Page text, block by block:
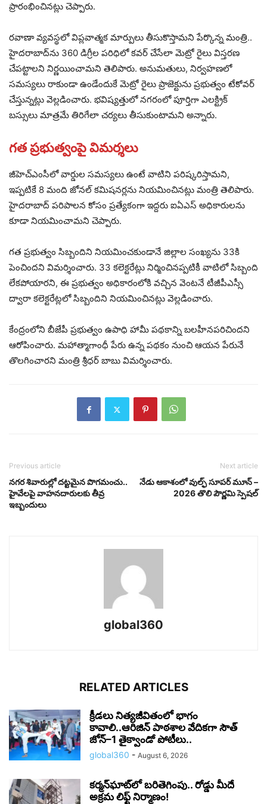
ప్రారంభించినట్లు చెప్పారు.
రవాణా వ్యవస్థలో విప్లవాత్మక మార్పులు తీసుకొస్తామని పేర్కొన్న మంత్రి..
హైదరాబాద్‌ను 360 డిగ్రీల పరిధిలో కవర్ చేసేలా మెట్రో రైలు విస్తరణ
చేపట్టాలని నిర్ణయించామని తెలిపారు. అనుమతులు, నిర్వహణలో
సమస్యలు రాకుండా ఉండేందుకే మెట్రో రైలు ప్రాజెక్టును ప్రభుత్వం టేకోవర్‌
చేస్తున్నట్లు వెల్లడించారు. భవిష్యత్తులో నగరంలో పూర్తిగా ఎలక్ట్రిక్‌
బస్సులు మాత్రమే తిరిగేలా చర్యలు తీసుకుంటామని అన్నారు.
గత ప్రభుత్వంపై విమర్శలు
జీహెచ్‌ఎంసీలో వార్డుల సమస్యలు ఉంటే వాటిని పరిష్కరిస్తామని,
ఇప్పటికే 8 మంది జోనల్ కమిషనర్లను నియమించినట్లు మంత్రి తెలిపారు.
హైదరాబాద్‌ పరిపాలన కోసం ప్రత్యేకంగా ఇద్దరు ఐఏఎస్‌ అధికారులను
కూడా నియమించామని చెప్పారు.
గత ప్రభుత్వం సిబ్బందిని నియమించకుండానే జిల్లాల సంఖ్యను 33కి
పెంచిందని విమర్శించారు. 33 కలెక్టరేట్లు నిర్మించినప్పటికీ వాటిలో సిబ్బంది
లేకపోయారని, ఈ ప్రభుత్వం అధికారంలోకి వచ్చిన వెంటనే టీజీపీఎస్సీ
ద్వారా కలెక్టరేట్లలో సిబ్బందిని నియమించినట్లు వెల్లడించారు.
కేంద్రంలోని బీజేపీ ప్రభుత్వం ఉపాధి హామీ పథకాన్ని బలహీనపరిచిందని
ఆరోపించారు. మహాత్మాగాంధీ పేరు ఉన్న పథకం నుంచి ఆయన పేరునే
తొలగించారని మంత్రి శ్రీధర్‌ బాబు విమర్శించారు.
Previous article
నగర శివారుల్లో దట్టమైన పొగమంచు..
హైవేలపై వాహనదారులకు తీవ్ర
ఇబ్బందులు
Next article
నేడు ఆకాశంలో వుల్ఫ్ సూపర్ మూన్ –
2026 తొలి పౌర్ణమి స్పెషల్
global360
RELATED ARTICLES
క్రీడలు నిత్యజీవితంలో భాగం
కావాలి..ఆరిజిన్ పాఠశాల వేదికగా సౌత్
జోన్–1 తైక్వాండో పోటీలు..
global360 - August 6, 2026
కర్మన్‌ఘాట్‌లో బరితెగింపు.. రోడ్డు మీదే
అక్రమ లిఫ్ట్ నిర్మాణం!